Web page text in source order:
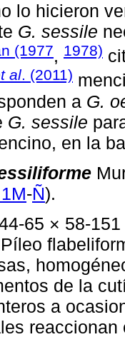
lo hicieron
G. sessile
(1977, 1978)
al. (2011)
a G.
G. sessile
en la
-Ñ).
65 × 58-
de la
a